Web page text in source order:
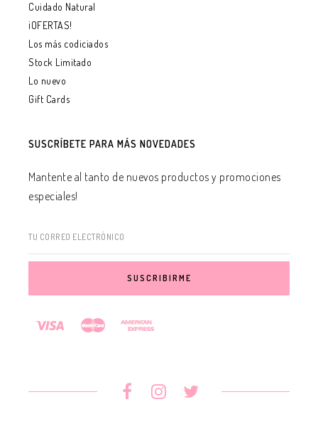
Cuidado Natural
¡OFERTAS!
Los más codiciados
Stock Limitado
Lo nuevo
Gift Cards
SUSCRÍBETE PARA MÁS NOVEDADES
Mantente al tanto de nuevos productos y promociones
especiales!
TU CORREO ELECTRÓNICO